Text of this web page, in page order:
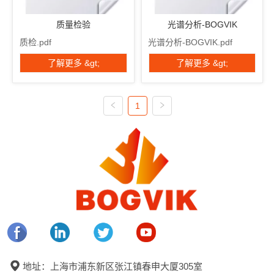
计 和 放大镜量角器 F
TH140数显表 G 体重计0-
300kg H 重量： 体重计0-
300kg 硬度 TH140数显表
次要维度： 一世 Ĵ 其他尺
质量检验
质检.pdf
了解更多 &gt;
光谱分析-BOGVIK
光谱分析-BOGVIK.pdf
了解更多 &gt;
1
地址：上海市浦东新区张江镇春申大厦305室